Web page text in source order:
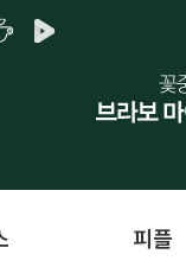
피플